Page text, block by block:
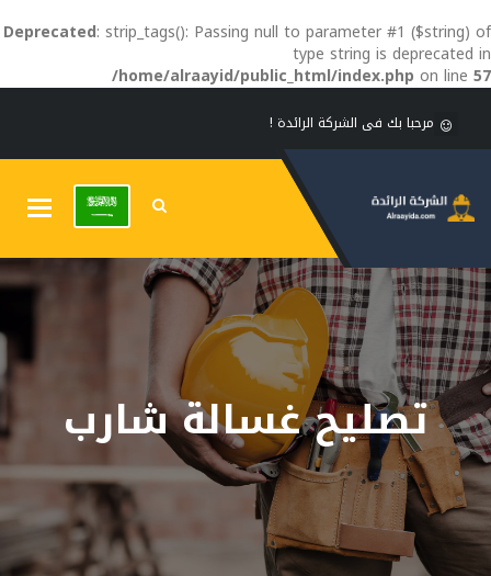
Deprecated: strip_tags(): Passing null to parameter #1 ($string) of
type string is deprecated in
/home/alraayid/public_html/index.php on line 57
مرحبا بك فى الشركة الرائدة !
تصليح غسالة شارب